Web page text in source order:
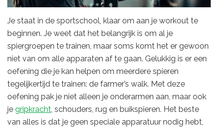
Je staat in de sportschool, klaar om aan je workout te
beginnen. Je weet dat het belangrijk is om al je
spiergroepen te trainen, maar soms komt het er gewoon
niet van om alle apparaten af te gaan. Gelukkig is er een
oefening die je kan helpen om meerdere spieren
tegelijkertijd te trainen: de farmer’s walk. Met deze
oefening pak je niet alleen je onderarmen aan, maar ook
je gripkracht , schouders, rug en buikspieren. Het beste
van alles is dat je geen speciale apparatuur nodig hebt,